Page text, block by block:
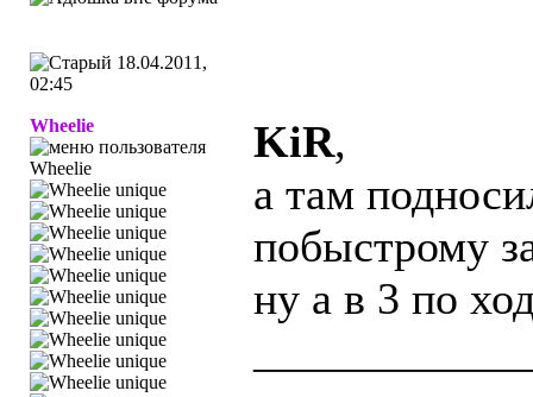
18.04.2011,
02:45
Wheelie KiR,
а там
побыстрому
ну а в 3 по